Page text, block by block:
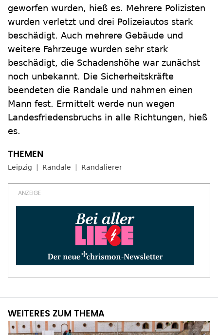
geworfen wurden, hieß es. Mehrere Polizisten
wurden verletzt und drei Polizeiautos stark
beschädigt. Auch mehrere Gebäude und
weitere Fahrzeuge wurden sehr stark
beschädigt, die Schadenshöhe war zunächst
noch unbekannt. Die Sicherheitskräfte
beendeten die Randale und nahmen einen
Mann fest. Ermittelt werde nun wegen
Landesfriedensbruchs in alle Richtungen, hieß
es.
Leipzig Randale Randalierer
WEITERES ZUM THEMA